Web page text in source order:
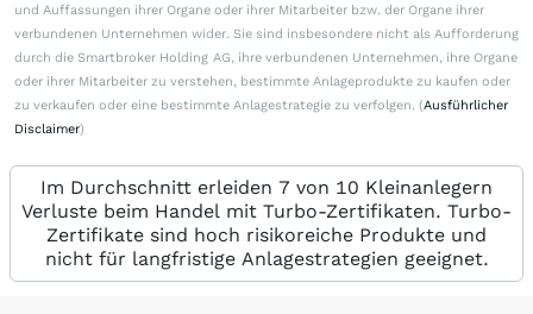
und Auffassungen ihrer Organe oder ihrer Mitarbeiter bzw. der Organe ihrer
verbundenen Unternehmen wider. Sie sind insbesondere nicht als Aufforderung
durch die Smartbroker Holding AG, ihre verbundenen Unternehmen, ihre Organe
oder ihrer Mitarbeiter zu verstehen, bestimmte Anlageprodukte zu kaufen oder
zu verkaufen oder eine bestimmte Anlagestrategie zu verfolgen. (Ausführlicher
Disclaimer)
Im Durchschnitt erleiden 7 von 10 Kleinanlegern
Verluste beim Handel mit Turbo-Zertifikaten. Turbo-
Zertifikate sind hoch risikoreiche Produkte und
nicht für langfristige Anlagestrategien geeignet.